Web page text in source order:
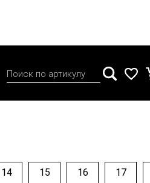
14 15 16 17